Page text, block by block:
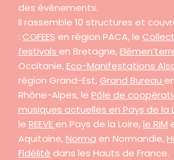
des événements.
Il rassemble 10 structures et
: COFEES en région PACA, le
festivals en Bretagne,
Occitanie,Eco-Manifestations
région Grand-Est, Grand Bureau
Rhône-Alpes, le Pôle de
musiques actuelles en Pays de la
le REEVE en Pays de la Loire,le RIM
Aquitaine,Norma en Normandie,
Fidélité dans les Hauts de France.